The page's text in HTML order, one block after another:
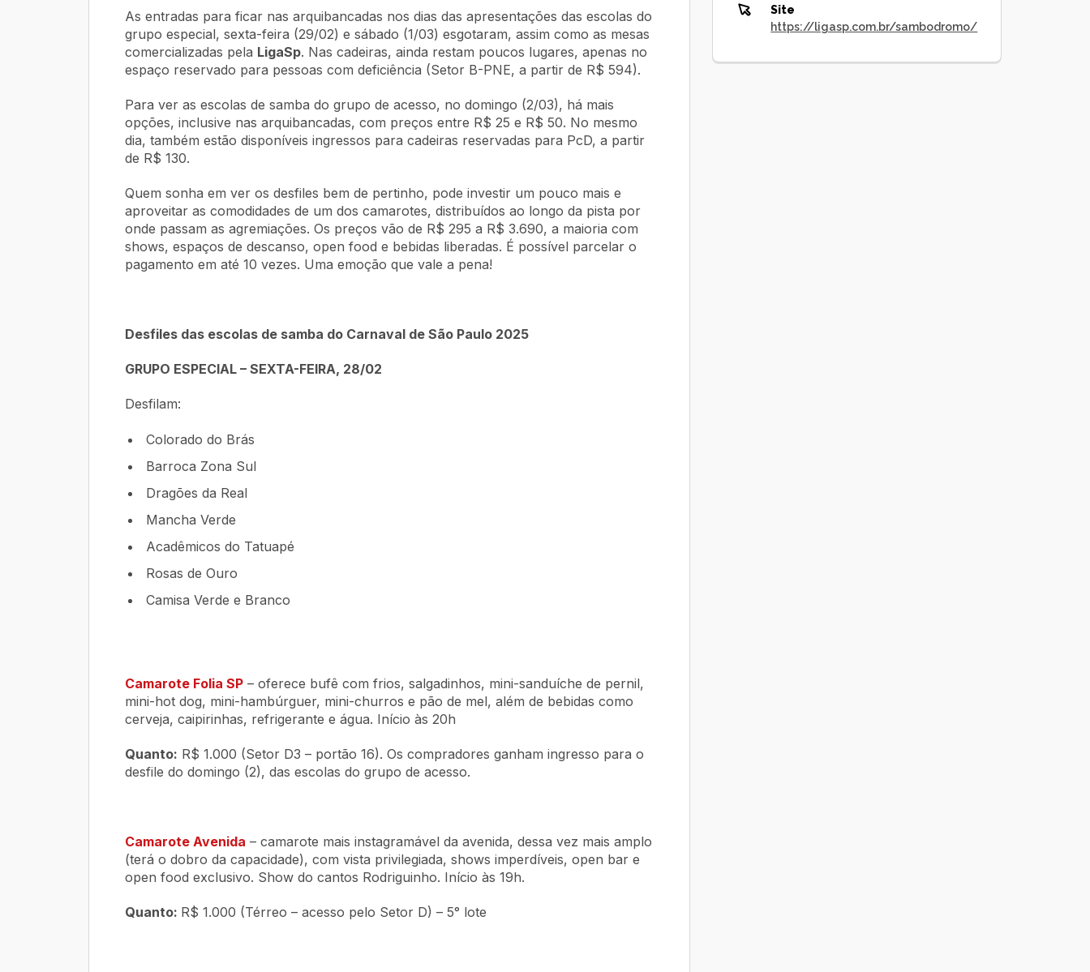
As entradas para ficar nas arquibancadas nos dias das apresentações das escolas do
grupo especial, sexta-feira (29/02) e sábado (1/03) esgotaram, assim como as mesas
comercializadas pela LigaSp. Nas cadeiras, ainda restam poucos lugares, apenas no
espaço reservado para pessoas com deficiência (Setor B-PNE, a partir de R$ 594).
Para ver as escolas de samba do grupo de acesso, no domingo (2/03), há mais
opções, inclusive nas arquibancadas, com preços entre R$ 25 e R$ 50. No mesmo
dia, também estão disponíveis ingressos para cadeiras reservadas para PcD, a partir
de R$ 130.
Quem sonha em ver os desfiles bem de pertinho, pode investir um pouco mais e
aproveitar as comodidades de um dos camarotes, distribuídos ao longo da pista por
onde passam as agremiações. Os preços vão de R$ 295 a R$ 3.690, a maioria com
shows, espaços de descanso, open food e bebidas liberadas. É possível parcelar o
pagamento em até 10 vezes. Uma emoção que vale a pena!
Desfiles das escolas de samba do Carnaval de São Paulo 2025
GRUPO ESPECIAL – SEXTA-FEIRA, 28/02
Desfilam:
Colorado do Brás
Barroca Zona Sul
Dragões da Real
Mancha Verde
Acadêmicos do Tatuapé
Rosas de Ouro
Camisa Verde e Branco
Camarote Folia SP– oferece bufê com frios, salgadinhos, mini-sanduíche de pernil,
mini-hot dog, mini-hambúrguer, mini-churros e pão de mel, além de bebidas como
cerveja, caipirinhas, refrigerante e água. Início às 20h
Quanto: R$ 1.000 (Setor D3 – portão 16). Os compradores ganham ingresso para o
desfile do domingo (2), das escolas do grupo de acesso.
Camarote Avenida – camarote mais instagramável da avenida, dessa vez mais amplo
(terá o dobro da capacidade), com vista privilegiada, shows imperdíveis, open bar e
open food exclusivo. Show do cantos Rodriguinho. Início às 19h.
Quanto: R$ 1.000 (Térreo – acesso pelo Setor D) – 5° lote
Site
https://ligasp.com.br/sambodromo/